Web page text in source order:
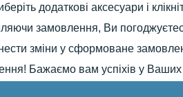
додаткові аксесуари і
замовлення, Ви
зміни у сформоване
Бажаємо вам успіхів у Ваших